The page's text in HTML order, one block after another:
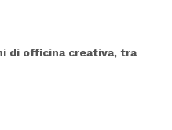
di officina creativa, tra